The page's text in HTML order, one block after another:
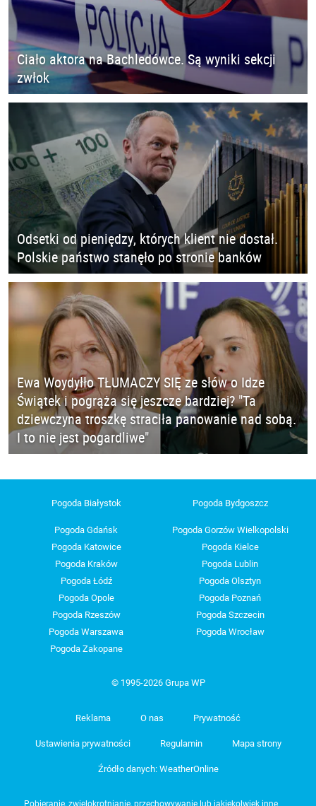
Ciało aktora na Bachledówce. Są wyniki sekcji
zwłok
Odsetki od pieniędzy, których klient nie dostał.
Polskie państwo stanęło po stronie banków
Ewa Woydyłło TŁUMACZY SIĘ ze słów o Idze
Świątek i pogrąża się jeszcze bardziej? "Ta
dziewczyna troszkę straciła panowanie nad sobą.
I to nie jest pogardliwe"
Pogoda Białystok Pogoda Bydgoszcz
Pogoda Gdańsk
Pogoda Gorzów Wielkopolski
Pogoda Katowice
Pogoda Kielce
Pogoda Kraków
Pogoda Lublin
Pogoda Łódź
Pogoda Olsztyn
Pogoda Opole
Pogoda Poznań
Pogoda Rzeszów
Pogoda Szczecin
Pogoda Warszawa
Pogoda Wrocław
Pogoda Zakopane
© 1995-2026 Grupa WP
Reklama O nas Prywatność
Ustawienia prywatności Regulamin Mapa strony
Źródło danych: WeatherOnline
Pobieranie, zwielokrotnianie, przechowywanie lub jakiekolwiek inne